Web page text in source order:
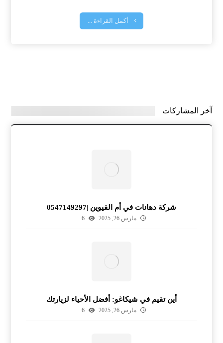
أكمل القراءة ...
آخر المشاركات
شركة دهانات في أم القيوين |0547149297
مارس 26, 2025 6
أين تقيم في شيكاغو: أفضل الأحياء لزيارتك
مارس 26, 2025 6